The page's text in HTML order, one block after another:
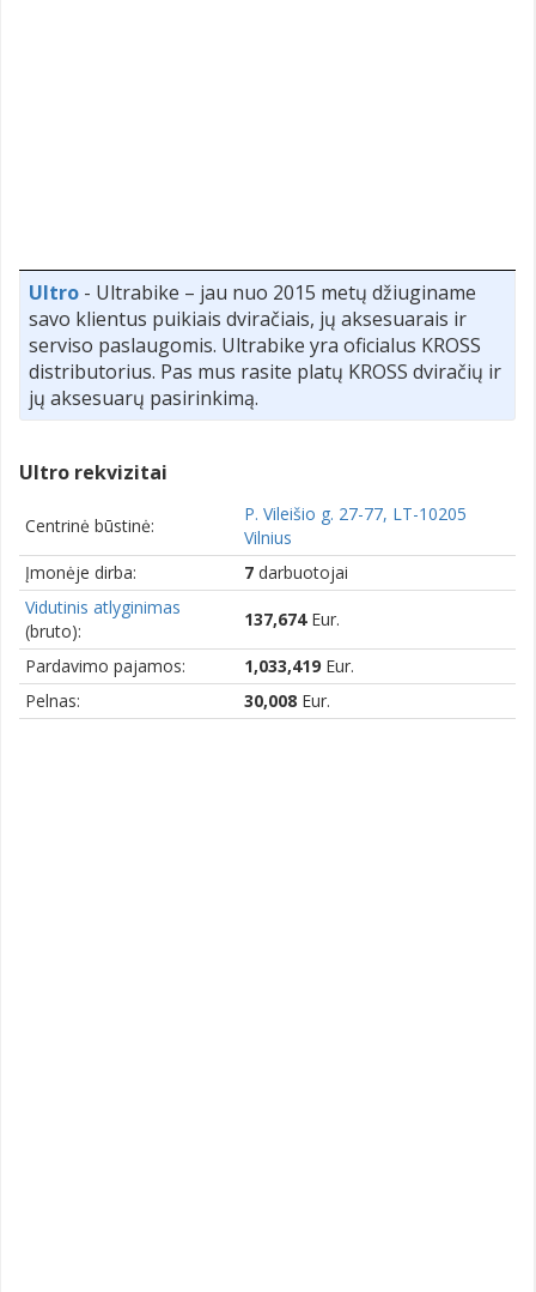
Ultro - Ultrabike – jau nuo 2015 metų džiuginame
savo klientus puikiais dviračiais, jų aksesuarais ir
serviso paslaugomis. Ultrabike yra oficialus KROSS
distributorius. Pas mus rasite platų KROSS dviračių ir
jų aksesuarų pasirinkimą.
Ultro rekvizitai
Centrinė būstinė:
P. Vileišio g. 27-77, LT-10205
Vilnius
Įmonėje dirba:
7 darbuotojai
Vidutinis atlyginimas
(bruto):
137,674Eur.
Pardavimo pajamos: 1,033,419 Eur.
Pelnas:
30,008 Eur.